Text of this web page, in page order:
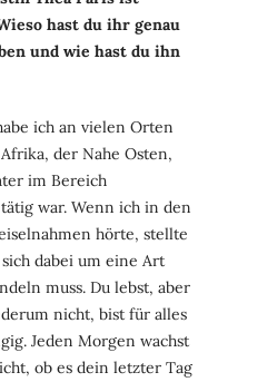
hast du ihr genau
und wie hast du ihn
ich an vielen Orten
der Nahe Osten,
im Bereich
war. Wenn ich in den
hörte, stellte
dabei um eine Art
muss. Du lebst, aber
nicht, bist für alles
Jeden Morgen wachst
ob es dein letzter Tag